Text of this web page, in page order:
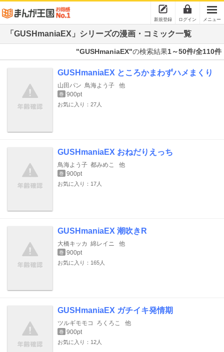
新規登録 ログイン メニュー
「GUSHmaniaEX」シリーズの漫画・コミック一覧
"GUSHmaniaEX"の検索結果1～50件/全110件
GUSHmaniaEX ところかまわずハメまくり
山田パン 鳥海よう子 他
巻 900pt
お気に入り：27人
GUSHmaniaEX おねだりえっち
鳥海よう子 都みめこ 他
巻 900pt
お気に入り：17人
GUSHmaniaEX 潮吹きR
大橋キッカ 綿レイニ 他
巻 900pt
お気に入り：165人
GUSHmaniaEX ガチイキ発情期
ツルギモモコ ろくろこ 他
巻 900pt
お気に入り：12人